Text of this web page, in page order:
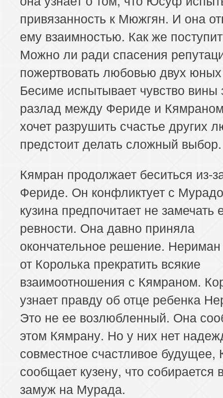
привязанность к Мюжгян. И она
ему взаимностью. Как же
Можно ли ради спасения
пожертвовать любовью двух
Бесиме испытывает чувство вины
разлад между Фериде и
хочет разрушить счастье других
предстоит делать сложный выбор.
Кямран продолжает беситься из-
Фериде. Он конфликтует с
кузина предпочитает не замечать
ревности. Она давно приняла
окончательное решение. Нериман
от Королька прекратить всякие
взаимоотношения с Кямраном.
узнает правду об отце ребенка
Это не ее возлюбленный. Она
этом Кямрану. Но у них нет
совместное счастливое будущее,
сообщает кузену, что собирается
замуж на Мурада.